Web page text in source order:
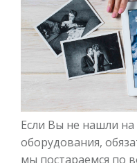
Если Вы не нашли на
оборудования,
мы постараемся по